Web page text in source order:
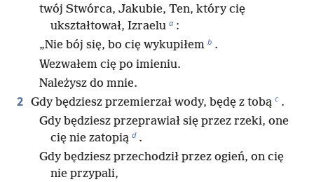
twój Stwórca, Jakubie, Ten, który cię
ukształtował, Izraelu a :
„Nie bój się, bo cię wykupiłem b .
Wezwałem cię po imieniu.
Należysz do mnie.
2 Gdy będziesz przemierzał wody, będę z tobą c .
Gdy będziesz przeprawiał się przez rzeki, one
cię nie zatopią d .
Gdy będziesz przechodził przez ogień, on cię
nie przypali,